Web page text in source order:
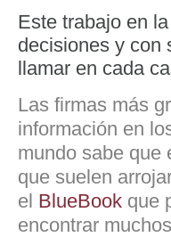
Este trabajo en
decisiones y con
llamar en cada
Las firmas más
información en
mundo sabe que
que suelen
el BlueBook que
encontrar